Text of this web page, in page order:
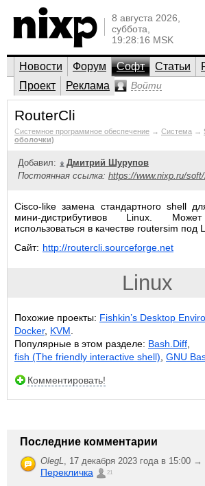
8 августа 2026,
суббота,
19:28:16 MSK
Новости Форум Софт Статьи
Проект
Реклама Войти
RouterCli
Системное программное обеспечение → Система →
оболочки)
Добавил:
Дмитрий Шурупов
Постоянная ссылка: https://www.nixp.ru/
Cisco-like замена стандартного shell
мини-дистрибутивов Linux.
использоваться в качестве routersim под
Сайт: http://routercli.sourceforge.net
Linux
Похожие проекты: Fishkin’s Desktop
Docker, KVM
Популярные в этом разделе: Bash.Diff
fish (The friendly interactive shell) GNU
Комментировать!
Последние комментарии
OlegL, 17 декабря 2023 года в 15:00 →
Перекличка 21